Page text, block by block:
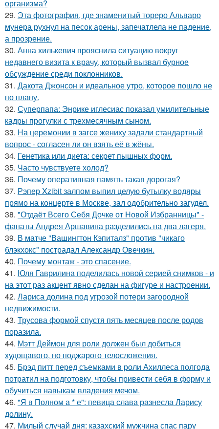
организма?
29. Эта фотография, где знаменитый тореро Альваро
мунера рухнул на песок арены, запечатлела не падение,
а прозрение.
30. Анна хилькевич прояснила ситуацию вокруг
недавнего визита к врачу, который вызвал бурное
обсуждение среди поклонников.
31. Дакота Джонсон и идеальное утро, которое пошло не
по плану.
32. Суперпапа: Энрике иглесиас показал умилительные
кадры прогулки с трехмесячным сыном.
33. На церемонии в загсе жениху задали стандартный
вопрос - согласен ли он взять её в жёны.
34. Генетика или диета: секрет пышных форм.
35. Часто чувствуете холод?
36. Почему оперативная память такая дорогая?
37. Рэпер Xzibit залпом выпил целую бутылку водяры
прямо на концерте в Москве, зал одобрительно загудел.
38. "Отдаёт Всего Себя Дочке от Новой Избранницы" -
фанаты Андрея Аршавина разделились на два лагеря.
39. В матче "Вашингтон Кэпиталз" против "чикаго
блэкхокс" пострадал Александр Овечкин.
40. Почему монтаж - это спасение.
41. Юля Гаврилина поделилась новой серией снимков - и
на этот раз акцент явно сделан на фигуре и настроении.
42. Лариса долина под угрозой потери загородной
недвижимости.
43. Трусова формой спустя пять месяцев после родов
поразила.
44. Мэтт Деймон для роли должен был добиться
худощавого, но поджарого телосложения.
45. Брэд питт перед съемками в роли Ахиллеса полгода
потратил на подготовку, чтобы привести себя в форму и
обучиться навыкам владения мечом.
46. "Я в Полном а * е": певица слава разнесла Ларису
долину.
47. Милый случай дня: казахский мужчина спас пару